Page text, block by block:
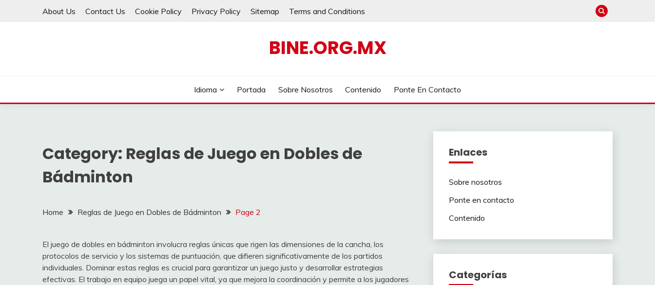
About Us Contact Us Cookie Policy Privacy Policy Sitemap Terms and Conditions
BINE.ORG.MX
Idioma Portada Sobre Nosotros Contenido Ponte En Contacto
Category: Reglas de Juego en Dobles de
Bádminton
Home Reglas de Juego en Dobles de Bádminton Page 2
El juego de dobles en bádminton involucra reglas únicas que rigen las dimensiones de la cancha, los
protocolos de servicio y los sistemas de puntuación, que difieren significativamente de los partidos
individuales. Dominar estas reglas es crucial para garantizar un juego justo y desarrollar estrategias
efectivas. El trabajo en equipo juega un papel vital, ya que mejora la coordinación y permite a los jugadores
Enlaces
Sobre nosotros
Ponte en contacto
Contenido
Categorías